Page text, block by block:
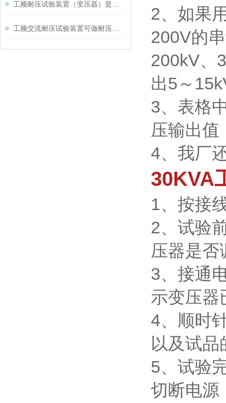
2、如果
200V的
200kV、
出5～
3、表格
压输出值
4、我厂
30KVA
1、按接
2、试验
压器是否
3、接通
示变压器
4、顺时
以及试品
5、试验
切断电源